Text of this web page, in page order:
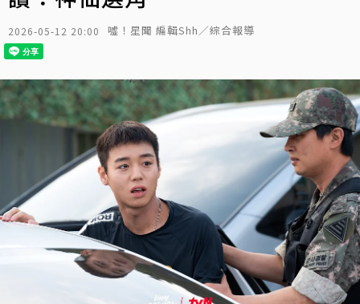
2026-05-12 20:00 噓！星聞 編輯Shh／綜合報導